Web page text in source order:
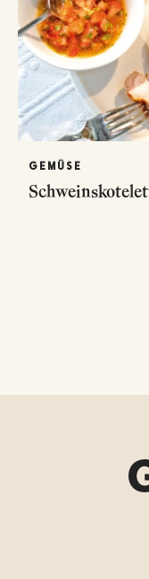
GEMÜSE